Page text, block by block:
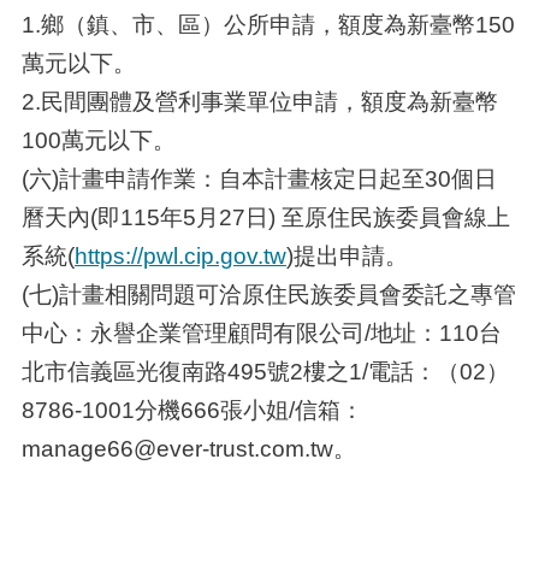
1.鄉（鎮、市、區）公所申請，額度為新臺幣150
萬元以下。
2.民間團體及營利事業單位申請，額度為新臺幣
100萬元以下。
(六)計畫申請作業：自本計畫核定日起至30個日
曆天內(即115年5月27日) 至原住民族委員會線上
系統(https://pwl.cip.gov.tw)提出申請。
(七)計畫相關問題可洽原住民族委員會委託之專管
中心：永譽企業管理顧問有限公司/地址：110台
北市信義區光復南路495號2樓之1/電話：（02）
8786-1001分機666張小姐/信箱：
manage66@ever-trust.com.tw。